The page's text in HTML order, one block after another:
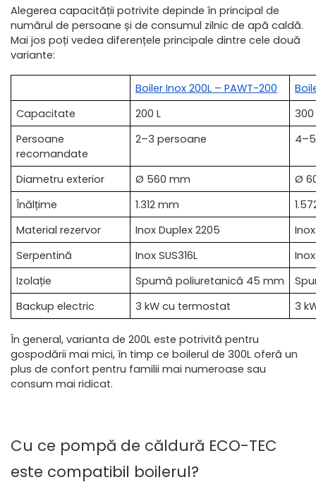
Alegerea capacității potrivite depinde în principal de
numărul de persoane și de consumul zilnic de apă caldă.
Mai jos poți vedea diferențele principale dintre cele două
variante:
Boiler Inox 200L – PAWT-200
Capacitate
200 L
300
Persoane
recomandate
2–3 persoane
Diametru exterior Ø 560 mm
Ø
Înălțime
1.312 mm
Material rezervor
Inox Duplex 2205
Serpentină
Inox SUS316L
Inox
Izolație
Spumă poliuretanică 45 mm
Backup electric
3 kW cu termostat 3
În general, varianta de 200L este potrivită pentru
gospodării mai mici, în timp ce boilerul de 300L oferă un
plus de confort pentru familii mai numeroase sau
consum mai ridicat.
Cu ce pompă de căldură ECO-TEC
este compatibil boilerul?